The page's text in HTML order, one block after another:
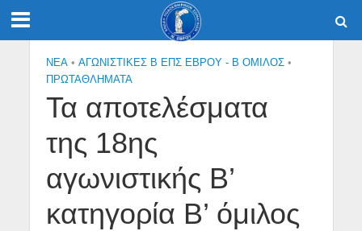
NEA • ΑΓΩΝΙΣΤΙΚΕΣ Β ΕΠΣ ΕΒΡΟΥ - Β ΟΜΙΛΟΣ •
ΠΡΩΤΑΘΛΉΜΑΤΑ
Τα αποτελέσματα
της 18ης
αγωνιστικής Β’
κατηγορία Β’ όμιλος